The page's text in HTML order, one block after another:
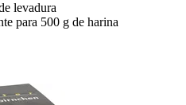
levadura
para 500 g de harina